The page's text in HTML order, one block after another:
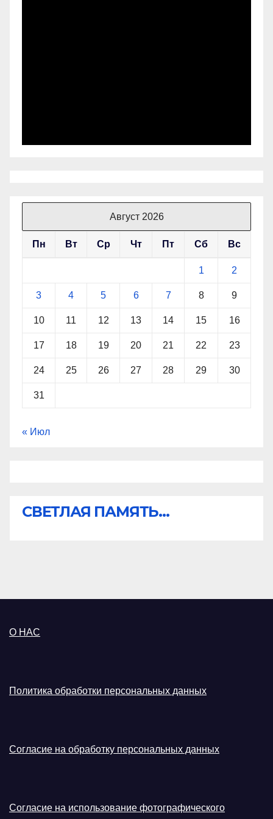
Август 2026
Пн Вт Ср Чт Пт Сб Вс
1 2
3 4 5 6 7 8 9
10 11 12 13 14 15 16
17 18 19 20 21 22 23
24 25 26 27 28 29 30
31
« Июл
СВЕТЛАЯ ПАМЯТЬ...
О НАС
Политика обработки персональных данных
Согласие на обработку персональных данных
Согласие на использование фотографического